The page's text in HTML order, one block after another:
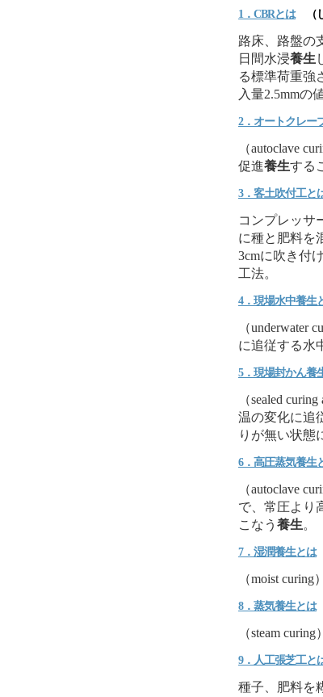
1．CBRとは（し
路床、路盤の
日間水浸養生
る標準荷重強
入量2.5mmの値
2．オートクレー
（autoclave
促進養生する
3．客土吹付工と
コンプレッサ
に種と肥料を
3cmに吹き付
工法。
4．現場水中養生
（underwater
に追従する水
5．現場封かん養
（sealed
温の変化に追
りが無い状態
6．高圧蒸気養生
（autoclave
で、常圧より
こなう 養生。
7．湿潤養生とは
（moist
8．蒸気養生とは
（steam
9．人工張芝工と
種子、肥料を